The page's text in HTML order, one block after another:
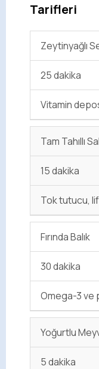
Tarifleri
Zeytinyağlı
25 dakika
Vitamin
Tam Tahıllı
15 dakika
Tok tutucu, lif
Fırında Balık
30 dakika
Omega-3 ve
Yoğurtlu
5 dakika